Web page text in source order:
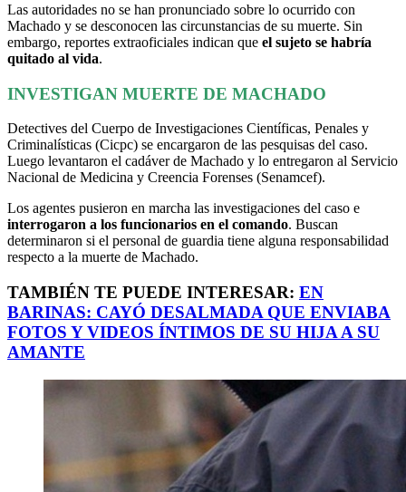
Las autoridades no se han pronunciado sobre lo ocurrido con
Machado y se desconocen las circunstancias de su muerte. Sin
embargo, reportes extraoficiales indican que el sujeto se habría
quitado al vida.
INVESTIGAN MUERTE DE MACHADO
Detectives del Cuerpo de Investigaciones Científicas, Penales y
Criminalísticas (Cicpc) se encargaron de las pesquisas del caso.
Luego levantaron el cadáver de Machado y lo entregaron al Servicio
Nacional de Medicina y Creencia Forenses (Senamcef).
Los agentes pusieron en marcha las investigaciones del caso e
interrogaron a los funcionarios en el comando. Buscan
determinaron si el personal de guardia tiene alguna responsabilidad
respecto a la muerte de Machado.
TAMBIÉN TE PUEDE INTERESAR: EN
BARINAS: CAYÓ DESALMADA QUE ENVIABA
FOTOS Y VIDEOS ÍNTIMOS DE SU HIJA A SU
AMANTE